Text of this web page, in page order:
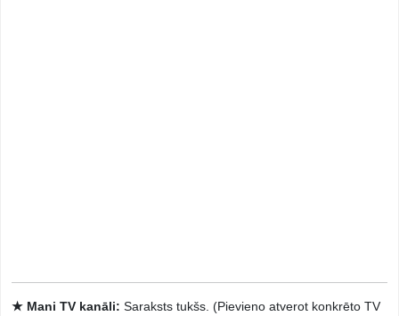
★ Mani TV kanāli: Saraksts tukšs. (Pievieno atverot konkrēto TV